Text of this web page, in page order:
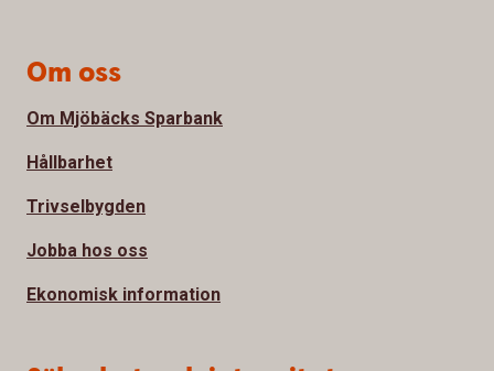
Om oss
Om Mjöbäcks Sparbank
Hållbarhet
Trivselbygden
Jobba hos oss
Ekonomisk information